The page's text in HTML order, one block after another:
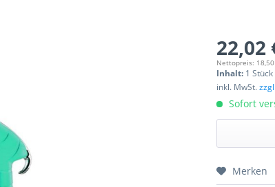
22,02
Nettopreis:
Inhalt: 1 Stück
inkl. MwSt.
Sofort
Preis
Merken